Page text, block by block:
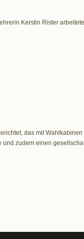
Kerstin Rister
das mit
zudem einen